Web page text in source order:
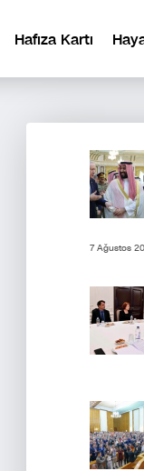
Hafıza Kartı
7 Ağustos